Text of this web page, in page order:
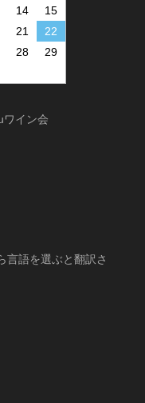
14
15
21
22
28
29
ワイン会
言語を選ぶと翻訳さ